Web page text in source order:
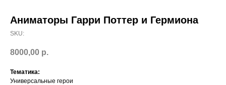
Аниматоры Гарри Поттер и Гермиона
SKU:
8000,00 р.
Тематика:
Универсальные герои